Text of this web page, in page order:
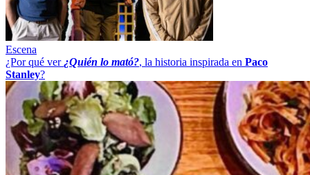
Escena
¿Por qué ver ¿Quién lo mató?, la historia inspirada en Paco
Stanley?